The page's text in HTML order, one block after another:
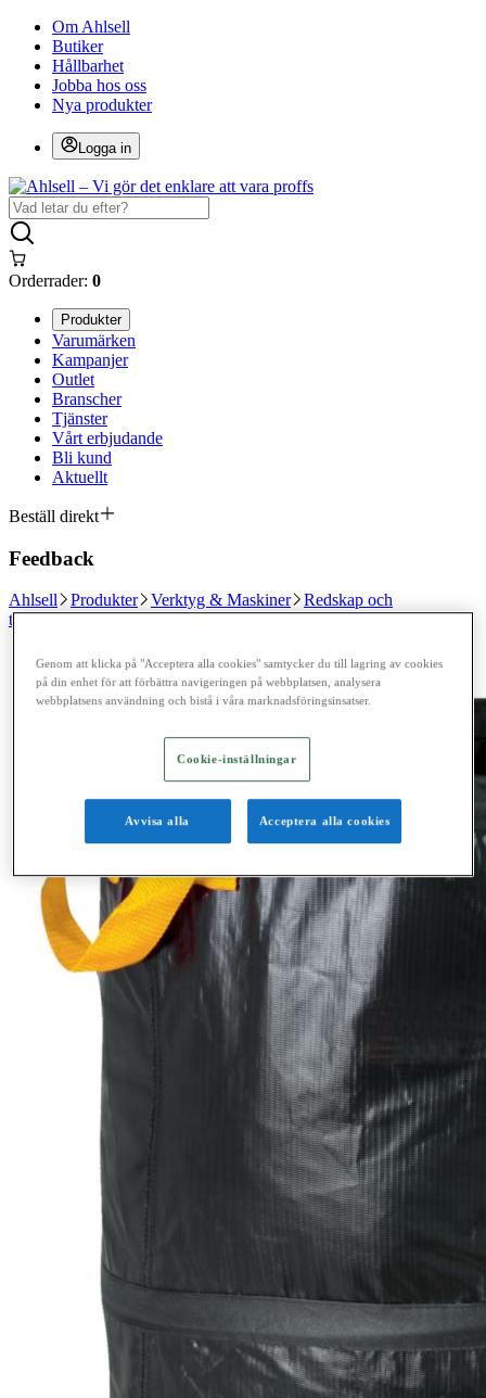
Om Ahlsell
Butiker
Hållbarhet
Jobba hos oss
Nya produkter
Logga in
Orderrader: 0
Produkter
Varumärken
Kampanjer
Outlet
Branscher
Tjänster
Vårt erbjudande
Bli kund
Aktuellt
Beställ direkt
Feedback
Ahlsell Produkter Verktyg & Maskiner
Redskap och
trädgårdsprodukter
Trädgårdsprodukter
Genom att klicka på "Acceptera alla cookies" samtycker du till lagring av cookies
på din enhet för att förbättra navigeringen på webbplatsen, analysera
webbplatsens användning och bistå i våra marknadsföringsinsatser.
Cookie-inställningar
Avvisa alla Acceptera alla cookies